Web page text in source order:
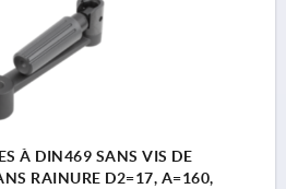
À DIN469 SANS VIS DE
RAINURE D2=17, A=160,